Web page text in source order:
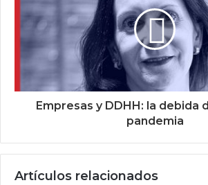
Empresas y DDHH: la debida
pandemia
Artículos relacionados